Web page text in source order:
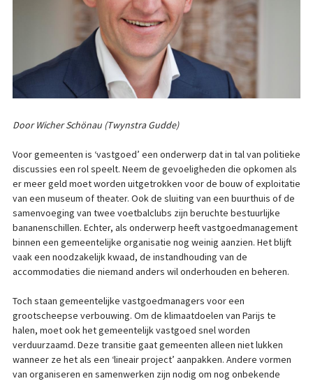
Door Wicher Schönau (Twynstra Gudde)
Voor gemeenten is ‘vastgoed’ een onderwerp dat in tal van politieke
discussies een rol speelt. Neem de gevoeligheden die opkomen als
er meer geld moet worden uitgetrokken voor de bouw of exploitatie
van een museum of theater. Ook de sluiting van een buurthuis of de
samenvoeging van twee voetbalclubs zijn beruchte bestuurlijke
bananenschillen. Echter, als onderwerp heeft vastgoedmanagement
binnen een gemeentelijke organisatie nog weinig aanzien. Het blijft
vaak een noodzakelijk kwaad, de instandhouding van de
accommodaties die niemand anders wil onderhouden en beheren.
Toch staan gemeentelijke vastgoedmanagers voor een
grootscheepse verbouwing. Om de klimaatdoelen van Parijs te
halen, moet ook het gemeentelijk vastgoed snel worden
verduurzaamd. Deze transitie gaat gemeenten alleen niet lukken
wanneer ze het als een ‘lineair project’ aanpakken. Andere vormen
van organiseren en samenwerken zijn nodig om nog onbekende